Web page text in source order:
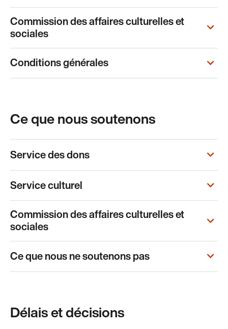
Commission des affaires culturelles et
sociales
Conditions générales
Ce que nous soutenons
Service des dons
Service culturel
Commission des affaires culturelles et
sociales
Ce que nous ne soutenons pas
Délais et décisions